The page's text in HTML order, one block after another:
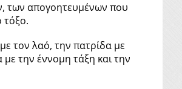
των απογοητευμένων που
τόξο.
τον λαό, την πατρίδα με
με την έννομη τάξη και την